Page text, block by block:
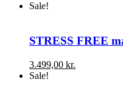
Sale!
STRESS FREE
3.499,00 kr.
Sale!